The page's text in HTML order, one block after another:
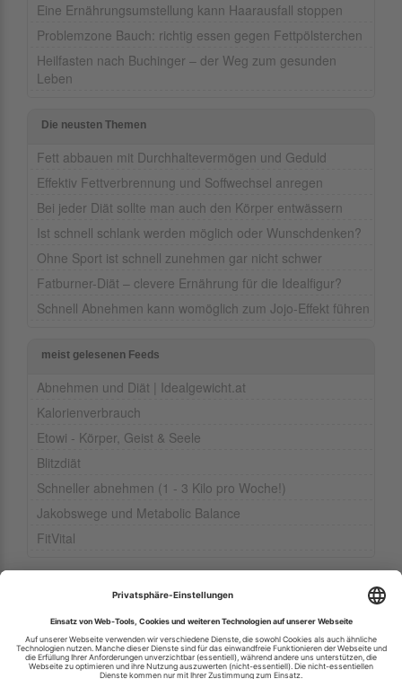
Eine Ernährungsumstellung kann Haarausfall stoppen
Problemzone Bauch: richtig essen gegen Fettpölsterchen
Heilfasten nach Buchinger – der Weg zum gesunden
Leben
Die neusten Themen
Fett abbauen mit Durchhaltevermögen und Geduld
Effektiv Fettverbrennung und Soffwechsel anregen
Bei jeder Diät sollte man auch den Körper entwässern
Ist schnell schlank werden möglich oder Wunschdenken?
Ohne Sport ist schnell zunehmen gar nicht schwer
Fatburner-Diät – clevere Ernährung für die Idealfigur?
Schnell Abnehmen kann womöglich zum Jojo-Effekt führen
meist gelesenen Feeds
Abnehmen und Diät | Idealgewicht.at
Kalorienverbrauch
Etowi - Körper, Geist & Seele
Blitzdiät
Schneller abnehmen (1 - 3 Kilo pro Woche!)
Jakobswege und Metabolic Balance
FitVital
Ihren RSS-Feed veröffentlichen